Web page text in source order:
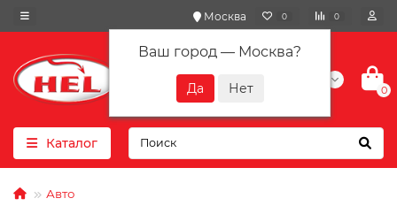
Москва
Ваш город — Москва?
0 0
+7(901) 417-10-01
0
Каталог
Авто